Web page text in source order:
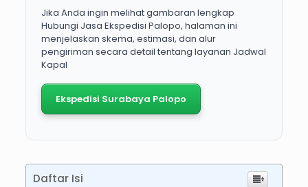
Jika Anda ingin melihat gambaran lengkap
Hubungi Jasa Ekspedisi Palopo, halaman ini
menjelaskan skema, estimasi, dan alur
pengiriman secara detail tentang layanan Jadwal
Kapal
Ekspedisi Surabaya Palopo
Daftar Isi